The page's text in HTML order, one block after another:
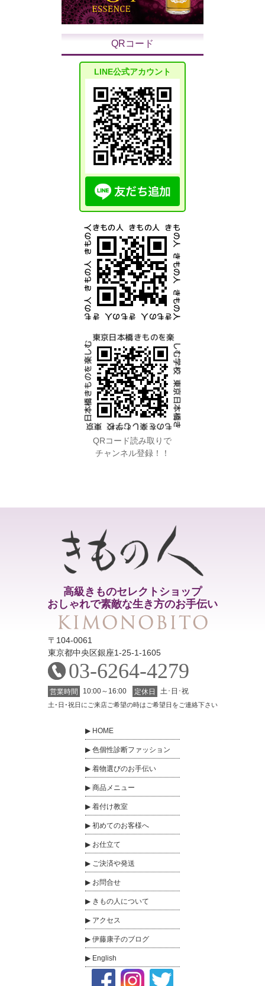
QRコード
LINE公式アカウント
QRコード読み取りで
チャンネル登録！！
高級きものセレクトショップ
おしゃれで素敵な生き方のお手伝い
〒104-0061
東京都中央区銀座1-25-1-1605
03-6264-4279
営業時間 10:00～16:00 定休日 土･日･祝
土･日･祝日にご来店ご希望の時はご希望日をご連絡下さい
HOME
色個性診断ファッション
着物選びのお手伝い
商品メニュー
着付け教室
初めてのお客様へ
お仕立て
ご決済や発送
お問合せ
きもの人について
アクセス
伊藤康子のブログ
English